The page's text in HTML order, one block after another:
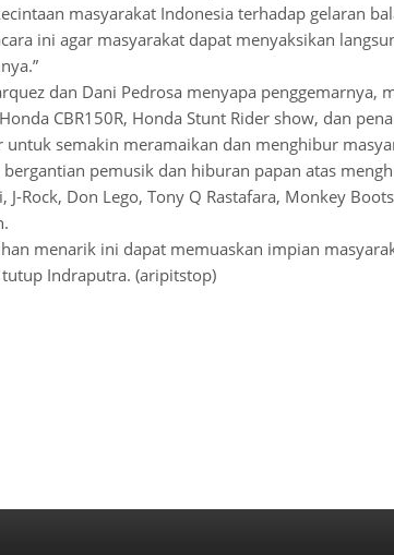
masyarakat Indonesia terhadap gelaran
ini agar masyarakat dapat menyaksikan
dan Dani Pedrosa menyapa penggemarnya,
CBR150R, Honda Stunt Rider show, dan
semakin meramaikan dan menghibur
bergantian pemusik dan hiburan papan atas
Rock, Don Lego, Tony Q Rastafara, Monkey
menarik ini dapat memuaskan impian
Indraputra. (aripitstop)